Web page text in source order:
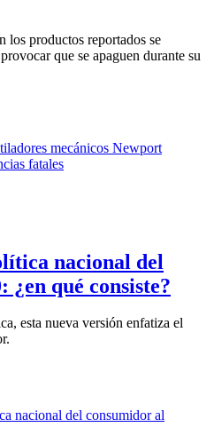
los productos reportados se
que se apaguen durante su
nacional del
¿en qué consiste?
esta nueva versión enfatiza el